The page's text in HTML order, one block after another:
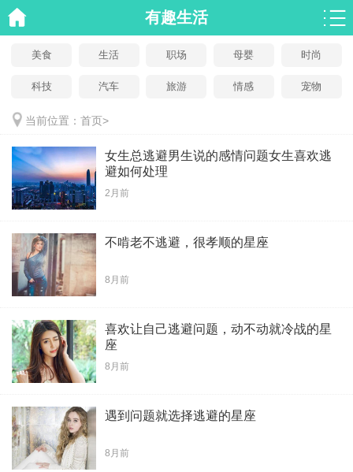
有趣生活
美食 生活 职场 母婴 时尚
科技 汽车 旅游 情感 宠物
当前位置： 首页>
女生总逃避男生说的感情问题女生喜欢逃
避如何处理
2月前
不啃老不逃避，很孝顺的星座
8月前
喜欢让自己逃避问题，动不动就冷战的星
座
8月前
遇到问题就选择逃避的星座
8月前